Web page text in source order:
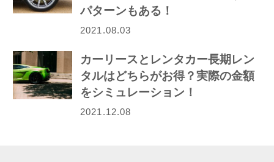
パターンもある！
2021.08.03
カーリースとレンタカー長期レン
タルはどちらがお得？実際の金額
をシミュレーション！
2021.12.08